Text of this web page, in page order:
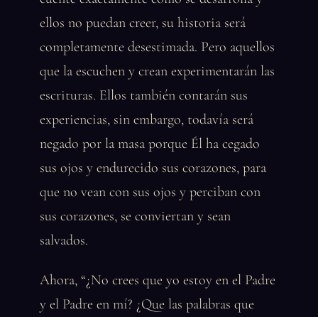
ellos no puedan creer, su historia será
completamente desestimada. Pero aquellos
que la escuchen y crean experimentarán las
escrituras. Ellos también contarán sus
experiencias, sin embargo, todavía será
negado por la masa porque Él ha cegado
sus ojos y endurecido sus corazones, para
que no vean con sus ojos y perciban con
sus corazones, se conviertan y sean
salvados.
Ahora, “¿No crees que yo estoy en el Padre
y el Padre en mí? ¿Que las palabras que